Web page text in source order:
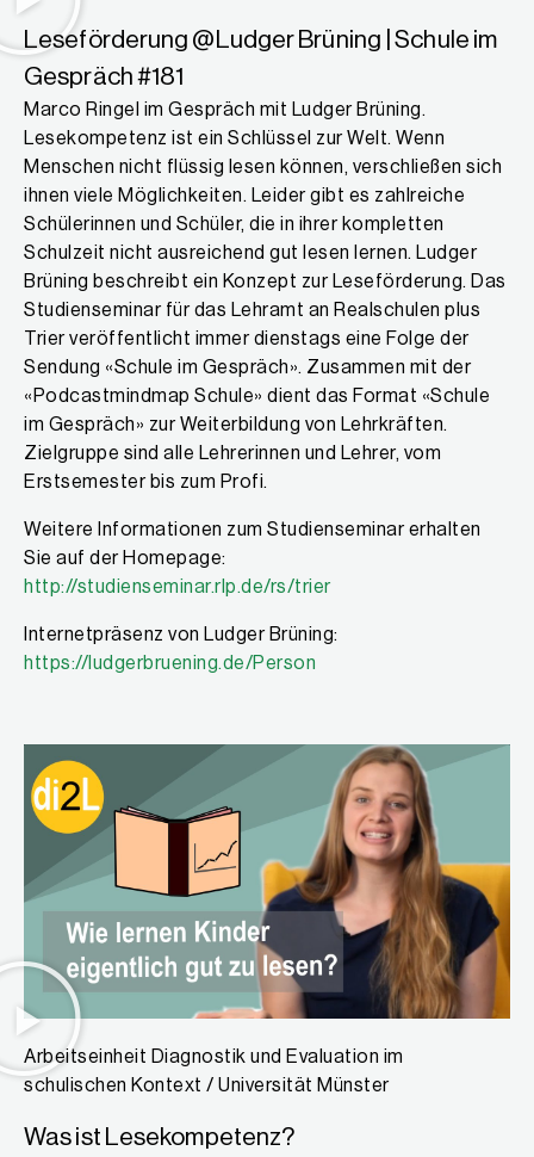
Leseförderung @Ludger Brüning | Schule im
Gespräch #181
Marco Ringel im Gespräch mit Ludger Brüning.
Lesekompetenz ist ein Schlüssel zur Welt. Wenn
Menschen nicht flüssig lesen können, verschließen sich
ihnen viele Möglichkeiten. Leider gibt es zahlreiche
Schülerinnen und Schüler, die in ihrer kompletten
Schulzeit nicht ausreichend gut lesen lernen. Ludger
Brüning beschreibt ein Konzept zur Leseförderung. Das
Studienseminar für das Lehramt an Realschulen plus
Trier veröffentlicht immer dienstags eine Folge der
Sendung «Schule im Gespräch». Zusammen mit der
«Podcastmindmap Schule» dient das Format «Schule
im Gespräch» zur Weiterbildung von Lehrkräften.
Zielgruppe sind alle Lehrerinnen und Lehrer, vom
Erstsemester bis zum Profi.
Weitere Informationen zum Studienseminar erhalten
Sie auf der Homepage:
http://studienseminar.rlp.de/rs/trier
Internetpräsenz von Ludger Brüning:
https://ludgerbruening.de/Person
Arbeitseinheit Diagnostik und Evaluation im
schulischen Kontext / Universität Münster
Was ist Lesekompetenz?